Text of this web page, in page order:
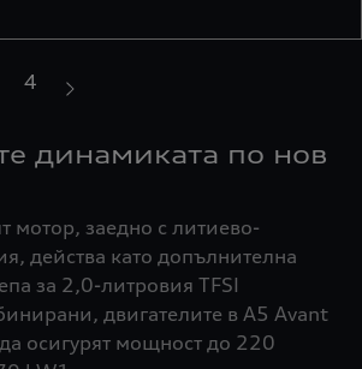
динамиката по нов
мотор, заедно с литиево-
действа като допълнителна
за 2,0-литровия TFSI
двигателите в A5 Avant
осигурят мощност до 220
4